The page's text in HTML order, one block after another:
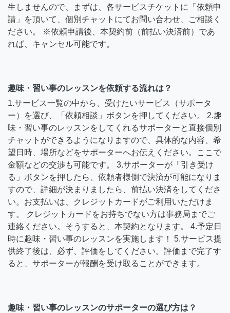
生しませんので、まずは、各サービスチケットに「依頼申
請」を頂いて、個別チャットにてお問い合わせ、ご相談く
ださい。 ※依頼申請後、本契約前（前払い決済前）であ
れば、キャンセル可能です。
趣味・習い事のレッスンを依頼する流れは？
1.サービス一覧の中から、受けたいサービス（サポータ
ー）を選び、「依頼相談」ボタンを押してください。 2.趣
味・習い事のレッスンをしてくれるサポーターと直接個別
チャットができるようになりますので、具体的な内容、希
望日時、場所などをサポーターへお伝えください。ここで
金額などの交渉も可能です。 3.サポーターが「引き受け
る」ボタンを押したら、依頼者様側で決済が可能になりま
すので、詳細が決まりましたら、前払い決済をしてくださ
い。お支払いは、クレジットカードがご利用いただけま
す。 クレジットカードをお持ちでない方は事務局までご
連絡ください。そうすると、本契約となります。 4.予定日
時に趣味・習い事のレッスンを実施します！ 5.サービス提
供終了後は、必ず、評価をしてください。評価まで完了す
ると、サポーターが報酬を受け取ることができます。
趣味・習い事のレッスンのサポーターの選び方は？